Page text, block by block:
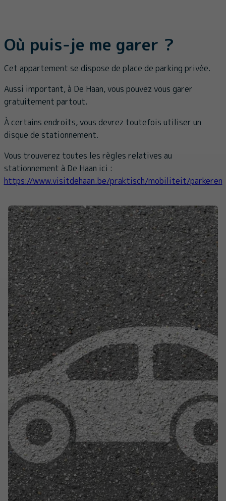
Où puis-je me garer ?
Cet appartement se dispose de place de parking privée.
Aussi important, à De Haan, vous pouvez vous garer
gratuitement partout.
À certains endroits, vous devrez toutefois utiliser un
disque de stationnement.
Vous trouverez toutes les règles relatives au
stationnement à De Haan ici :
https://www.visitdehaan.be/praktisch/mobiliteit/parkeren